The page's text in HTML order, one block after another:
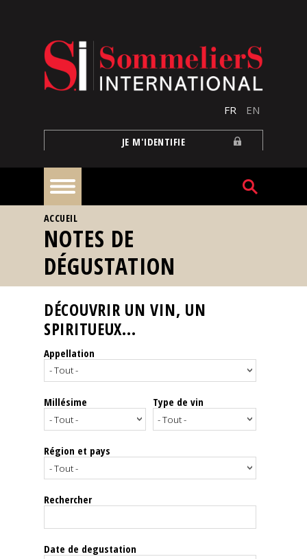
FR EN
JE M'IDENTIFIE
À
la
une
Reportages
Nos
Spiritueux
Notes
dégustation
Le
magazine
VOUS ÊTES ICI
ACCUEIL
NOTES DE
DÉGUSTATION
DÉCOUVRIR UN VIN, UN
SPIRITUEUX...
Appellation
Millésime Type de vin
Région et pays
Rechercher
Date de degustation